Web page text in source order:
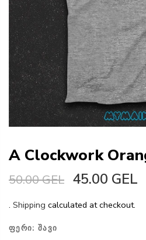
A Clockwork
50.00 GEL 45.00 GEL
. Shipping calculated at checkout.
ᲤᲔᲠᲘ: ᲨᲐᲕᲘ